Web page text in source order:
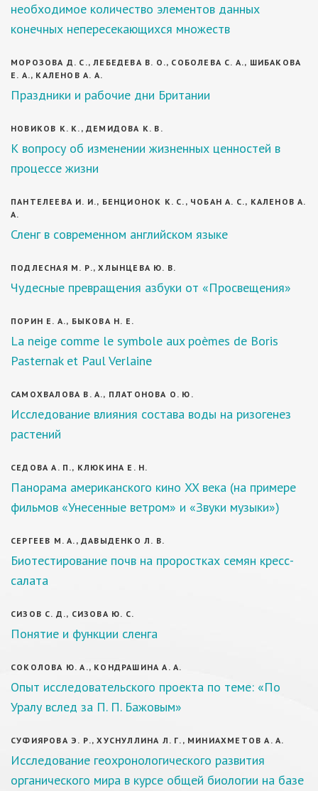
необходимое количество элементов данных
конечных непересекающихся множеств
МОРОЗОВА Д. С., ЛЕБЕДЕВА В. О., СОБОЛЕВА С. А., ШИБАКОВА
Е. А., КАЛЕНОВ А. А.
Праздники и рабочие дни Британии
НОВИКОВ К. К., ДЕМИДОВА К. В.
К вопросу об изменении жизненных ценностей в
процессе жизни
ПАНТЕЛЕЕВА И. И., БЕНЦИОНОК К. С., ЧОБАН А. С., КАЛЕНОВ А.
А.
Сленг в современном английском языке
ПОДЛЕСНАЯ М. Р., ХЛЫНЦЕВА Ю. В.
Чудесные превращения азбуки от «Просвещения»
ПОРИН Е. А., БЫКОВА Н. Е.
La neige comme le symbole aux poèmes de Boris
Pasternak et Paul Verlaine
САМОХВАЛОВА В. А., ПЛАТОНОВА О. Ю.
Исследование влияния состава воды на ризогенез
растений
СЕДОВА А. П., КЛЮКИНА Е. Н.
Панорама американского кино XX века (на примере
фильмов «Унесенные ветром» и «Звуки музыки»)
СЕРГЕЕВ М. А., ДАВЫДЕНКО Л. В.
Биотестирование почв на проростках семян кресс-
салата
СИЗОВ С. Д., СИЗОВА Ю. С.
Понятие и функции сленга
СОКОЛОВА Ю. А., КОНДРАШИНА А. А.
Опыт исследовательского проекта по теме: «По
Уралу вслед за П. П. Бажовым»
СУФИЯРОВА Э. Р., ХУСНУЛЛИНА Л. Г., МИНИАХМЕТОВ А. А.
Исследование геохронологического развития
органического мира в курсе общей биологии на базе